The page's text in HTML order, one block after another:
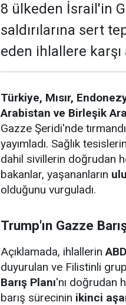
8 ülkeden İsrail'in
saldırılarına sert
eden ihlallere karşı
Türkiye, Mısır,
Arabistan ve Birleşik
Gazze Şeridi'nde
yayımladı. Sağlık
dahil sivillerin doğrudan
bakanlar, yaşananların
olduğunu vurguladı.
Trump'ın Gazze
Açıklamada, ihlallerin
duyurulan ve Filistinli
Barış Planı'nı doğrudan
barış sürecinin ikinci